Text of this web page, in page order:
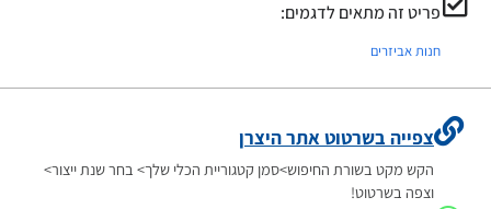
פריט זה מתאים לדגמים:
חנות אביזרים
צפייה בשרטוט אתר היצרן
הקש מקט בשורת החיפוש>סמן קטגוריית הכלי שלך> בחר שנת ייצור>
וצפה בשרטוט!